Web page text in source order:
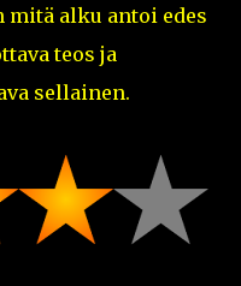
alku antoi edes
teos ja
sellainen.